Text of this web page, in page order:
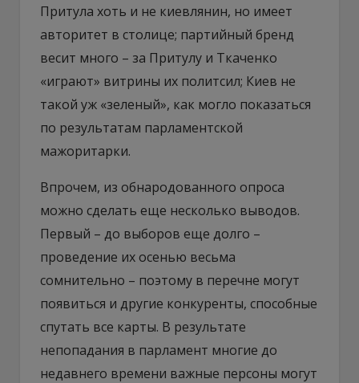
Притула хоть и не киевлянин, но имеет
авторитет в столице; партийный бренд
весит много – за Притулу и Ткаченко
«играют» витрины их политсил; Киев не
такой уж «зеленый», как могло показаться
по результатам парламентской
мажоритарки.
Впрочем, из обнародованного опроса
можно сделать еще несколько выводов.
Первый – до выборов еще долго –
проведение их осенью весьма
сомнительно – поэтому в перечне могут
появиться и другие конкуренты, способные
спутать все карты. В результате
непопадания в парламент многие до
недавнего времени важные персоны могут